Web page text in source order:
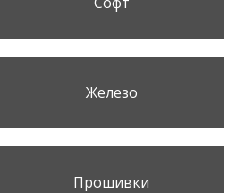
Железо
Прошивки